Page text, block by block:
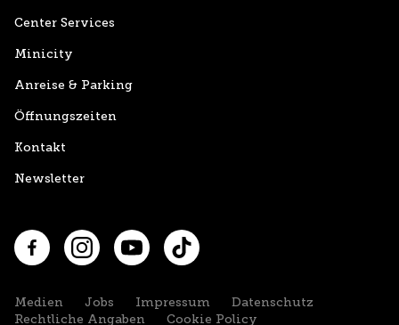
Center Services
Minicity
Anreise & Parking
Öffnungszeiten
Kontakt
Newsletter
FacebookInstagramYouTubeTikTok
Medien Jobs Impressum
Datenschutz
Rechtliche Angaben
Cookie Policy